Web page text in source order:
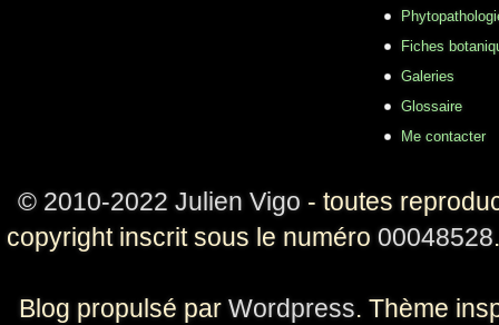
Fiches
Galeries
Glossaire
Me contacter
© 2010-2022 Julien Vigo - toutes
copyright inscrit sous le numéro 00048528
Blog propulsé par Wordpress. Thème